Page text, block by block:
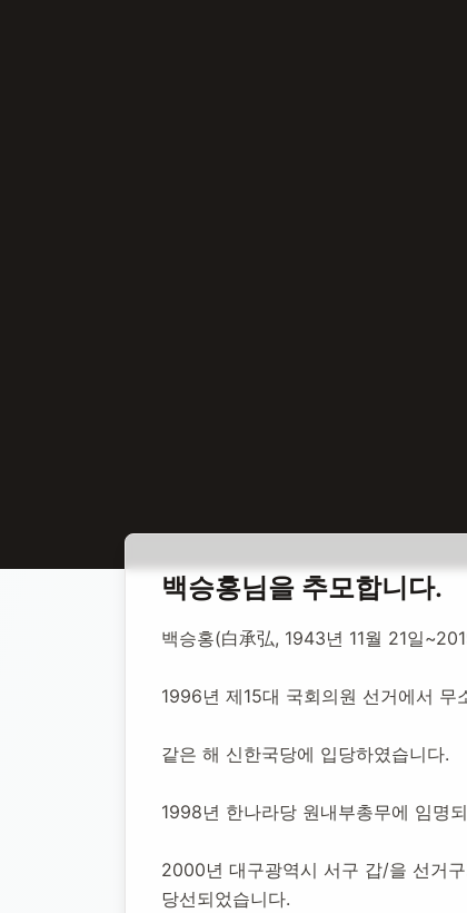
백승홍 정치인
백승홍 정치인
1943년 11월 21일-2019년 4월 25일 (향년 75세) 추
백승홍님을 추모합니다.
백승홍(白承弘, 1943년 11월 21일
1996년 제15대 국회의원 선거에서
같은 해 신한국당에 입당하였습니다.
1998년 한나라당 원내부총무에 임명
2000년 대구광역시 서구 갑/을 선거
당선되었습니다.